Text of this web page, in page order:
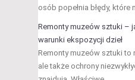
osób popełnia błędy, które
Remonty muzeów sztuki –
warunki ekspozycji dzieł
Remonty muzeów sztuki to
ale także ochrony